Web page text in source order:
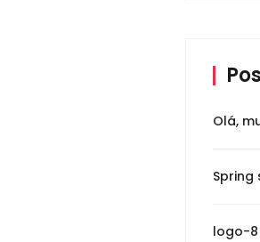
Olá,
Spring
logo-8